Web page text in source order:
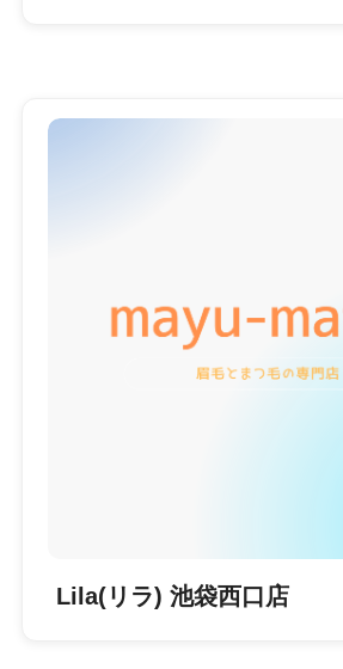
Lila(リラ) 池袋西口店